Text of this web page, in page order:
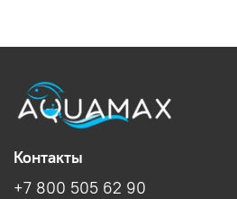
Контакты
+7 800 505 62 90